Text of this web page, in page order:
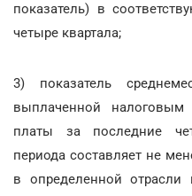
показатель) в
четыре квартала;
3) показатель
выплаченной
платы за последние
периода составляет не
в определенной отрасли